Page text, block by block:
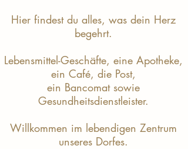
Hier findest du alles, was dein Herz
begehrt.
Lebensmittel-Geschäfte, eine Apotheke,
ein Café, die Post,
ein Bancomat sowie
Gesundheitsdienstleister.
Willkommen im lebendigen Zentrum
unseres Dorfes.